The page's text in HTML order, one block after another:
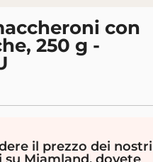
con
250 g -
il prezzo dei nostri
Miamland, dovete